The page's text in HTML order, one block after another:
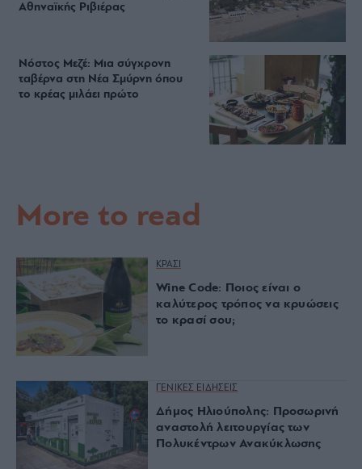
Αθηναϊκής Ριβιέρας
Νόστος Μεζέ: Μια σύγχρονη
ταβέρνα στη Νέα Σμύρνη όπου
το κρέας μιλάει πρώτο
More to read
ΚΡΑΣΙ
Wine Code: Ποιος είναι ο
καλύτερος τρόπος να κρυώσεις
το κρασί σου;
ΓΕΝΙΚΕΣ ΕΙΔΗΣΕΙΣ
Δήμος Ηλιούπολης: Προσωρινή
αναστολή λειτουργίας των
Πολυκέντρων Ανακύκλωσης